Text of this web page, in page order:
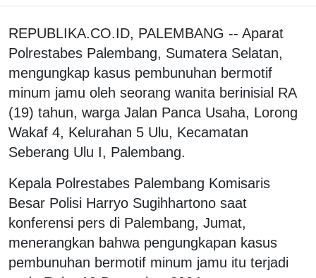
REPUBLIKA.CO.ID, PALEMBANG -- Aparat
Polrestabes Palembang, Sumatera Selatan,
mengungkap kasus pembunuhan bermotif
minum jamu oleh seorang wanita berinisial RA
(19) tahun, warga Jalan Panca Usaha, Lorong
Wakaf 4, Kelurahan 5 Ulu, Kecamatan
Seberang Ulu I, Palembang.
Kepala Polrestabes Palembang Komisaris
Besar Polisi Harryo Sugihhartono saat
konferensi pers di Palembang, Jumat,
menerangkan bahwa pengungkapan kasus
pembunuhan bermotif minum jamu itu terjadi